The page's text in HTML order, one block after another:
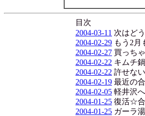
目次
2004-03-11 次はど
2004-02-29 もう2月
2004-02-27 買っち
2004-02-22 キムチ
2004-02-22 許せな
2004-02-19 最近の
2004-02-05 軽井沢へ
2004-01-25 復活☆
2004-01-25 ガーラ